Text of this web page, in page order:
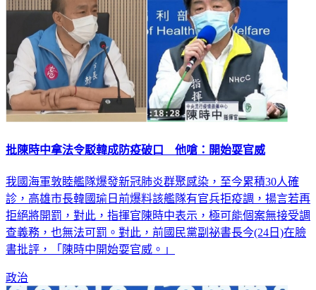
批陳時中拿法令駁韓成防疫破口 他嗆：開始耍官威
我國海軍敦睦艦隊爆發新冠肺炎群聚感染，至今累積30人確
診，高雄市長韓國瑜日前爆料該艦隊有官兵拒疫調，揚言若再
拒絕將開罰，對此，指揮官陳時中表示，極可能個案無接受調
查義務，也無法可罰。對此，前國民黨副祕書長今(24日)在臉
書批評，「陳時中開始耍官威。」
政治